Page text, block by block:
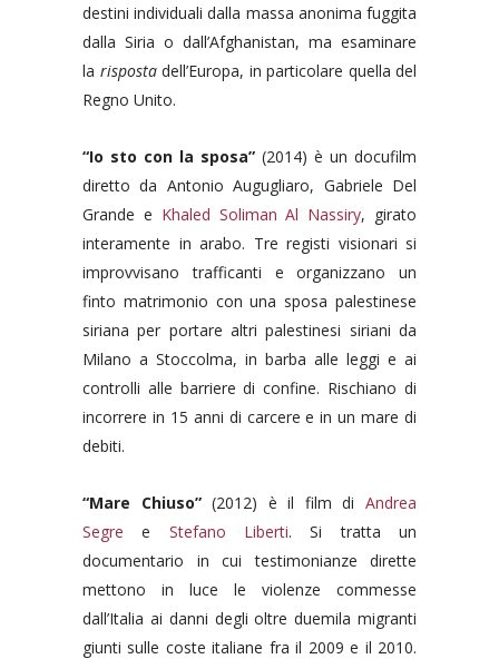
destini individuali dalla massa anonima fuggita
dalla Siria o dall’Afghanistan, ma esaminare
la rispostadell’Europa, in particolare quella del
Regno Unito.
“Io sto con la sposa” (2014) è un docufilm
diretto da Antonio Augugliaro, Gabriele Del
Grande e Khaled Soliman Al Nassiry, girato
interamente in arabo. Tre registi visionari si
improvvisano trafficanti e organizzano un
finto matrimonio con una sposa palestinese
siriana per portare altri palestinesi siriani da
Milano a Stoccolma, in barba alle leggi e ai
controlli alle barriere di confine. Rischiano di
incorrere in 15 anni di carcere e in un mare di
debiti.
“Mare Chiuso”(2012) è il film diAndrea
Segre e Stefano Liberti. Si tratta un
documentario in cui testimonianze dirette
mettono in luce le violenze commesse
dall’Italia ai danni degli oltre duemila migranti
giunti sulle coste italiane fra il 2009 e il 2010.